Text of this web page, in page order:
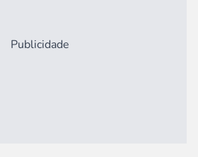
Publicidade